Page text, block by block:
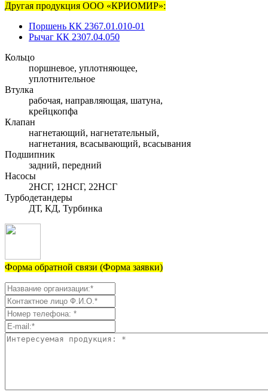
Другая продукция ООО «КРИОМИР»:
Поршень КК 2367.01.010-01
Рычаг КК 2307.04.050
Кольцо
поршневое, уплотняющее,
уплотнительное
Втулка
рабочая, направляющая, шатуна,
крейцкопфа
Клапан
нагнетающий, нагнетательный,
нагнетания, всасывающий, всасывания
Подшипник
задний, передний
Насосы
2НСГ, 12НСГ, 22НСГ
Турбодетандеры
ДТ, КД, Турбинка
Форма обратной связи (Форма заявки)